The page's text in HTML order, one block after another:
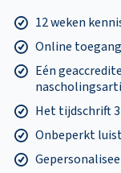
12 weken
Online
Eén
Het tijdschrift 3
Onbeperkt